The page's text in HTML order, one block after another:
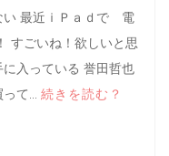
い 最近ｉＰａｄで 電
すごいね！欲しいと思
入っている 誉田哲也
て...続きを読む？